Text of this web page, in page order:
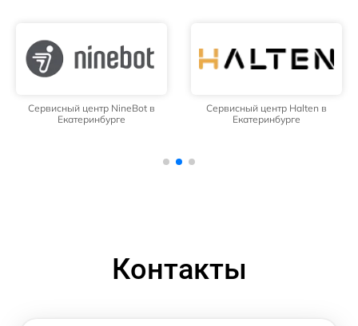
Сервисный центр NineBot в
Екатеринбурге
Сервисный центр Halten в
Екатеринбурге
Контакты